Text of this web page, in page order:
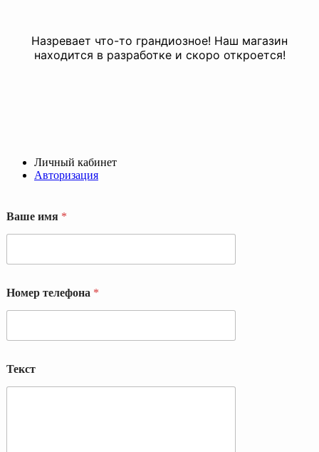
Назревает что-то грандиозное! Наш магазин
находится в разработке и скоро откроется!
Личный кабинет
Авторизация
а
ш
к
с
т
о
е
Ваше имя *
Номер телефона *
Текст